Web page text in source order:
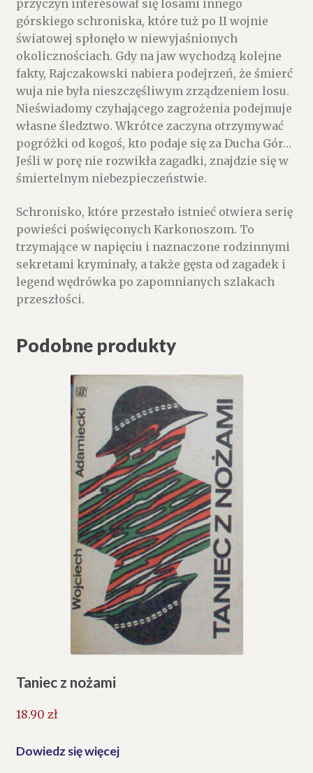
przyczyn interesował się losami innego
górskiego schroniska, które tuż po II wojnie
światowej spłonęło w niewyjaśnionych
okolicznościach. Gdy na jaw wychodzą kolejne
fakty, Rajczakowski nabiera podejrzeń, że śmierć
wuja nie była nieszczęśliwym zrządzeniem losu.
Nieświadomy czyhającego zagrożenia podejmuje
własne śledztwo. Wkrótce zaczyna otrzymywać
pogróżki od kogoś, kto podaje się za Ducha Gór…
Jeśli w porę nie rozwikła zagadki, znajdzie się w
śmiertelnym niebezpieczeństwie.
Schronisko, które przestało istnieć otwiera serię
powieści poświęconych Karkonoszom. To
trzymające w napięciu i naznaczone rodzinnymi
sekretami kryminały, a także gęsta od zagadek i
legend wędrówka po zapomnianych szlakach
przeszłości.
Podobne produkty
Taniec z nożami
18.90 zł
Dowiedz się więcej